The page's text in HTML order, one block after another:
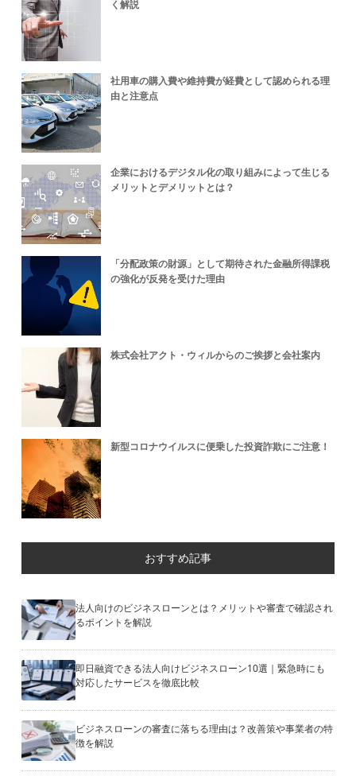
く解説
社用車の購入費や維持費が経費として認められる理
由と注意点
企業におけるデジタル化の取り組みによって生じる
メリットとデメリットとは？
「分配政策の財源」として期待された金融所得課税
の強化が反発を受けた理由
株式会社アクト・ウィルからのご挨拶と会社案内
新型コロナウイルスに便乗した投資詐欺にご注意！
おすすめ記事
法人向けのビジネスローンとは？メリットや審査で確認され
るポイントを解説
即日融資できる法人向けビジネスローン10選｜緊急時にも
対応したサービスを徹底比較
ビジネスローンの審査に落ちる理由は？改善策や事業者の特
徴を解説